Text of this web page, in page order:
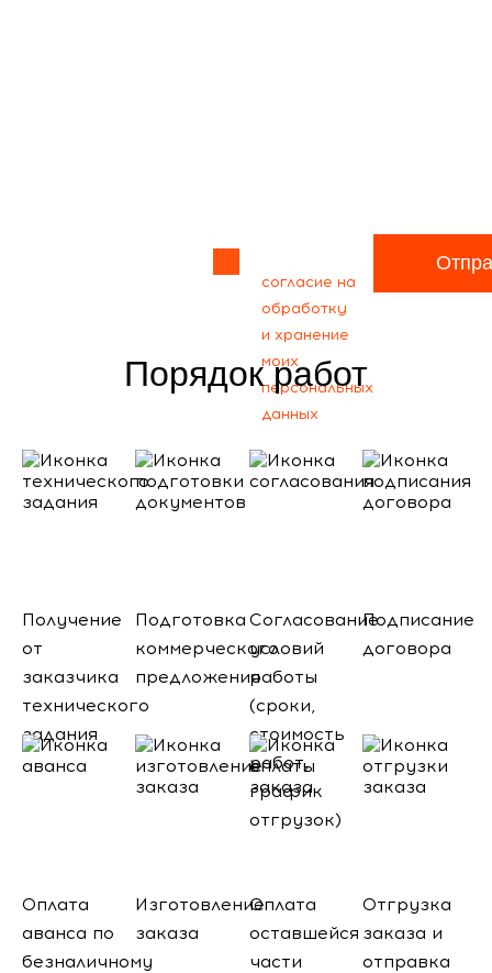
согласие на
обработку
и хранение
моих
персональных
данных
Порядок работ
Получение
от
заказчика
технического
задания
Подготовка
коммерческого
предложения
Согласование
условий
работы
(сроки,
стоимость
работ,
график
отгрузок)
Подписание
договора
Оплата
аванса по
безналичному
Изготовление
заказа
Оплата
оставшейся
части
Отгрузка
заказа и
отправка